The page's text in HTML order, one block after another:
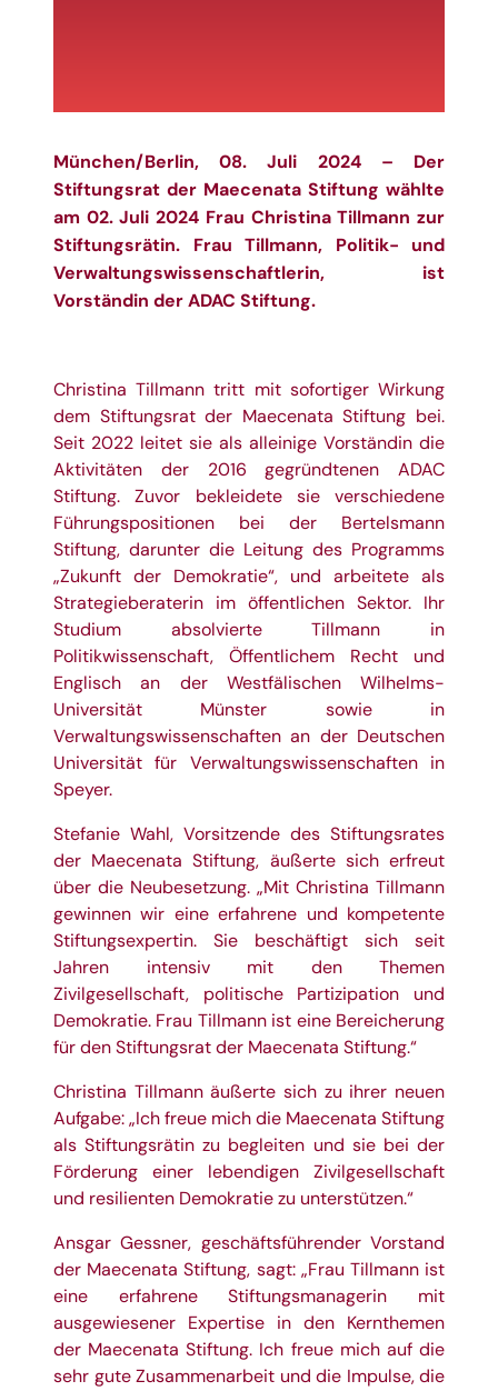
München/Berlin, 08. Juli 2024 – Der
Stiftungsrat der Maecenata Stiftung wählte
am 02. Juli 2024 Frau Christina Tillmann zur
Stiftungsrätin. Frau Tillmann, Politik- und
Verwaltungswissenschaftlerin, ist
Vorständin der ADAC Stiftung.
Christina Tillmann tritt mit sofortiger Wirkung
dem Stiftungsrat der Maecenata Stiftung bei.
Seit 2022 leitet sie als alleinige Vorständin die
Aktivitäten der 2016 gegründtenen ADAC
Stiftung. Zuvor bekleidete sie verschiedene
Führungspositionen bei der Bertelsmann
Stiftung, darunter die Leitung des Programms
„Zukunft der Demokratie“, und arbeitete als
Strategieberaterin im öffentlichen Sektor. Ihr
Studium absolvierte Tillmann in
Politikwissenschaft, Öffentlichem Recht und
Englisch an der Westfälischen Wilhelms-
Universität Münster sowie in
Verwaltungswissenschaften an der Deutschen
Universität für Verwaltungswissenschaftenin
Speyer.
Stefanie Wahl, Vorsitzende des Stiftungsrates
der Maecenata Stiftung, äußerte sich erfreut
über die Neubesetzung. „Mit Christina Tillmann
gewinnen wir eine erfahrene und kompetente
Stiftungsexpertin. Sie beschäftigt sich seit
Jahren intensiv mit den Themen
Zivilgesellschaft, politische Partizipation und
Demokratie. Frau Tillmann ist eine Bereicherung
für den Stiftungsrat der Maecenata Stiftung.“
Christina Tillmann äußerte sich zu ihrer neuen
Aufgabe: „Ich freue mich die Maecenata Stiftung
als Stiftungsrätin zu begleiten und sie bei der
Förderung einer lebendigen Zivilgesellschaft
und resilienten Demokratie zu unterstützen.“
Ansgar Gessner, geschäftsführender Vorstand
der Maecenata Stiftung, sagt: „Frau Tillmann ist
eine erfahrene Stiftungsmanagerin mit
ausgewiesener Expertise in den Kernthemen
der Maecenata Stiftung. Ich freue mich auf die
sehr gute Zusammenarbeit und die Impulse, die